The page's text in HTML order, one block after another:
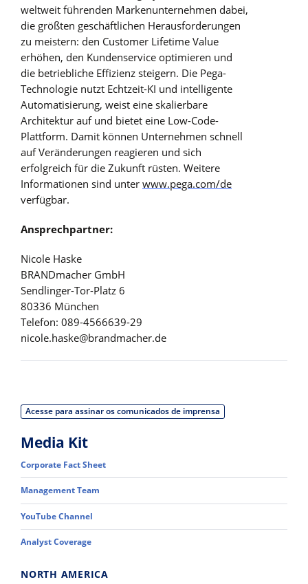
weltweit führenden Markenunternehmen dabei,
die größten geschäftlichen Herausforderungen
zu meistern: den Customer Lifetime Value
erhöhen, den Kundenservice optimieren und
die betriebliche Effizienz steigern. Die Pega-
Technologie nutzt Echtzeit-KI und intelligente
Automatisierung, weist eine skalierbare
Architektur auf und bietet eine Low-Code-
Plattform. Damit können Unternehmen schnell
auf Veränderungen reagieren und sich
erfolgreich für die Zukunft rüsten. Weitere
Informationen sind unter www.pega.com/de
verfügbar.
Ansprechpartner:
Nicole Haske
BRANDmacher GmbH
Sendlinger-Tor-Platz 6
80336 München
Telefon: 089-4566639-29
nicole.haske@brandmacher.de
Acesse para assinar os comunicados de imprensa
Media Kit
Corporate Fact Sheet
Management Team
YouTube Channel
Analyst Coverage
NORTH AMERICA